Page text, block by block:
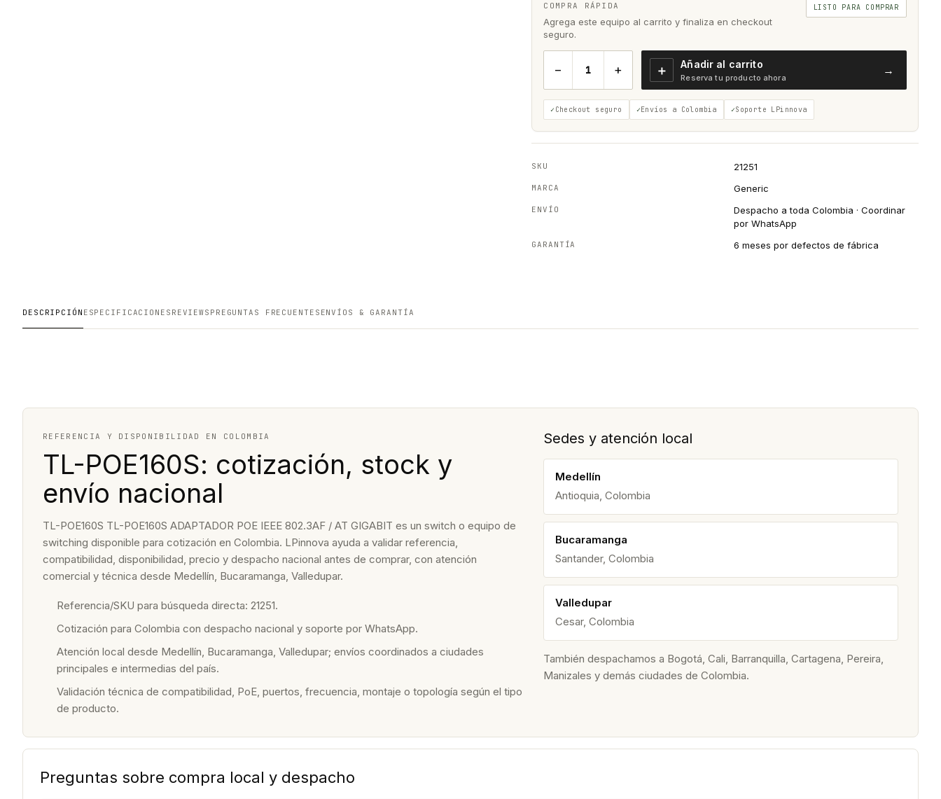
COMPRA RÁPIDA
Agrega este equipo al carrito y finaliza en checkout
seguro.
LISTO PARA COMPRAR
− + ＋ Añadir al carrito
Reserva tu producto ahora
→
Checkout seguro Envíos a Colombia Soporte LPinnova
SKU 21251
MARCA Generic
ENVÍO
Despacho a toda Colombia · Coordinar
por WhatsApp
GARANTÍA 6 meses por defectos de fábrica
DESCRIPCIÓN ESPECIFICACIONES REVIEWS PREGUNTAS FRECUENTES ENVÍOS & GARANTÍA
REFERENCIA Y DISPONIBILIDAD EN COLOMBIA
TL-POE160S: cotización, stock y
envío nacional
TL-POE160S TL-POE160S ADAPTADOR POE IEEE 802.3AF / AT GIGABIT es un switch o equipo de
switching disponible para cotización en Colombia. LPinnova ayuda a validar referencia,
compatibilidad, disponibilidad, precio y despacho nacional antes de comprar, con atención
comercial y técnica desde Medellín, Bucaramanga, Valledupar.
Referencia/SKU para búsqueda directa: 21251.
Cotización para Colombia con despacho nacional y soporte por WhatsApp.
Atención local desde Medellín, Bucaramanga, Valledupar; envíos coordinados a ciudades
principales e intermedias del país.
Validación técnica de compatibilidad, PoE, puertos, frecuencia, montaje o topología según el tipo
de producto.
Sedes y atención local
Medellín
Antioquia, Colombia
Bucaramanga
Santander, Colombia
Valledupar
Cesar, Colombia
También despachamos a Bogotá, Cali, Barranquilla, Cartagena, Pereira,
Manizales y demás ciudades de Colombia.
Preguntas sobre compra local y despacho